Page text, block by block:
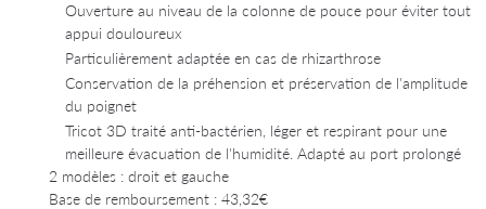
En cochant cette case, vous consentez à recevoir nos propositions commerciales à
l'adresse email indiqué ci-dessus. Vous pouvez vous désinscrire à tout moment en utilisant
Ouverture au niveau de la colonne de pouce pour éviter tout
appui douloureux
Particulièrement adaptée en cas de rhizarthrose
Conservation de la préhension et préservation de l'amplitude
du poignet
Tricot 3D traité anti-bactérien, léger et respirant pour une
meilleure évacuation de l'humidité. Adapté au port prolongé
2 modèles : droit et gauche
Base de remboursement : 43,32€